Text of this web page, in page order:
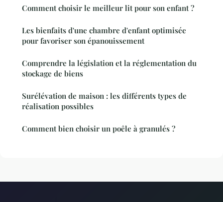
Comment choisir le meilleur lit pour son enfant ?
Les bienfaits d'une chambre d'enfant optimisée
pour favoriser son épanouissement
Comprendre la législation et la réglementation du
stockage de biens
Surélévation de maison : les différents types de
réalisation possibles
Comment bien choisir un poêle à granulés ?